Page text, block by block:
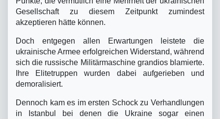
Gesellschaft zu diesem Zeitpunkt zumindest
akzeptieren hätte können.
Doch entgegen allen Erwartungen leistete die
ukrainische Armee erfolgreichen Widerstand, während
sich die russische Militärmaschine grandios blamierte.
Ihre Elitetruppen wurden dabei aufgerieben und
demoralisiert.
Dennoch kam es im ersten Schock zu Verhandlungen
in Istanbul bei denen die Ukraine sogar einen